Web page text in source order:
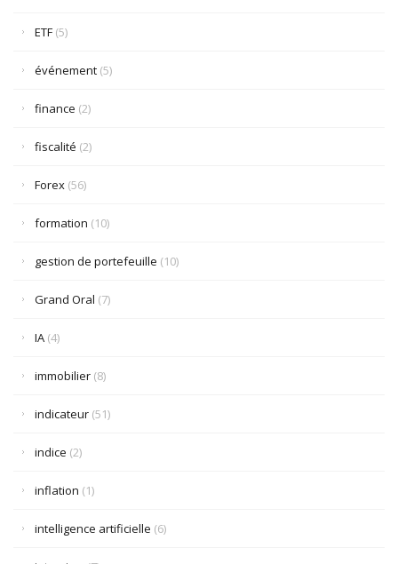
ETF (5)
événement (5)
finance (2)
fiscalité (2)
Forex (56)
formation (10)
gestion de portefeuille (10)
Grand Oral (7)
IA (4)
immobilier (8)
indicateur (51)
indice (2)
inflation (1)
intelligence artificielle (6)